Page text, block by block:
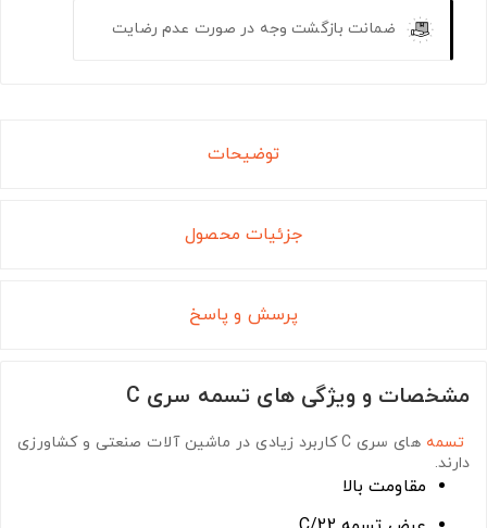
ضمانت بازگشت وجه در صورت عدم رضایت
توضیحات
جزئیات محصول
پرسش و پاسخ
مشخصات و ویژگی های تسمه سری C
تسمه های سری C
کاربرد زیادی در ماشین آلات صنعتی و کشاورزی
دارند.
مقاومت بالا